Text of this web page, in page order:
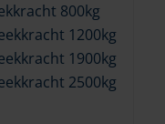
800kg
1200kg
1900kg
2500kg